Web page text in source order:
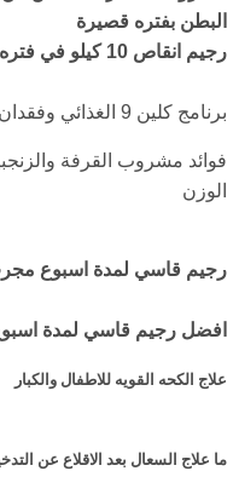
البطن بفتره قصيرة
رجيم انقاص 10 كيلو في فتره زمنية قصيره بدون رياضة
برنامج كلين 9 الغذائي وفقدان الوزن بسرعة.
فوائد مشروب القرفة
الوزن
رجيم قاسي لمدة اسبوع
افضل رجيم قاسي لمدة اسبوع
علاج الكحه القويه للاطفال والكبار
ما علاج السعال بعد الاقلاع عن